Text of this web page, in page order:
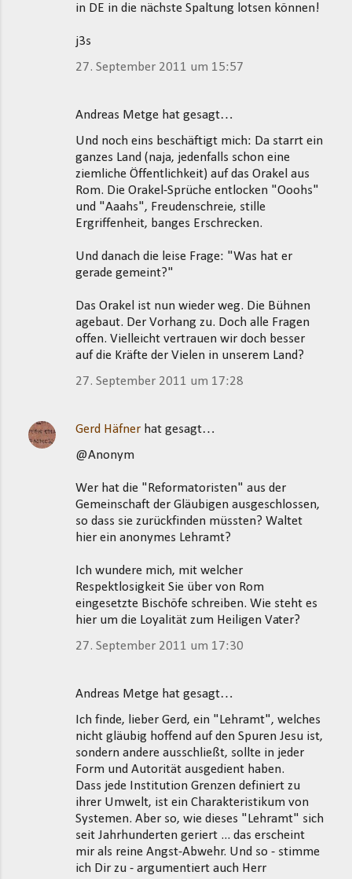
in DE in die nächste Spaltung lotsen können!
j3s
27. September 2011 um 15:57
Andreas Metge hat gesagt…
Und noch eins beschäftigt mich: Da starrt ein
ganzes Land (naja, jedenfalls schon eine
ziemliche Öffentlichkeit) auf das Orakel aus
Rom. Die Orakel-Sprüche entlocken "Ooohs"
und "Aaahs", Freudenschreie, stille
Ergriffenheit, banges Erschrecken.
Und danach die leise Frage: "Was hat er
gerade gemeint?"
Das Orakel ist nun wieder weg. Die Bühnen
agebaut. Der Vorhang zu. Doch alle Fragen
offen. Vielleicht vertrauen wir doch besser
auf die Kräfte der Vielen in unserem Land?
27. September 2011 um 17:28
Gerd Häfner hat gesagt…
@Anonym
Wer hat die "Reformatoristen" aus der
Gemeinschaft der Gläubigen ausgeschlossen,
so dass sie zurückfinden müssten? Waltet
hier ein anonymes Lehramt?
Ich wundere mich, mit welcher
Respektlosigkeit Sie über von Rom
eingesetzte Bischöfe schreiben. Wie steht es
hier um die Loyalität zum Heiligen Vater?
27. September 2011 um 17:30
Andreas Metge hat gesagt…
Ich finde, lieber Gerd, ein "Lehramt", welches
nicht gläubig hoffend auf den Spuren Jesu ist,
sondern andere ausschließt, sollte in jeder
Form und Autorität ausgedient haben.
Dass jede Institution Grenzen definiert zu
ihrer Umwelt, ist ein Charakteristikum von
Systemen. Aber so, wie dieses "Lehramt" sich
seit Jahrhunderten geriert ... das erscheint
mir als reine Angst-Abwehr. Und so - stimme
ich Dir zu - argumentiert auch Herr